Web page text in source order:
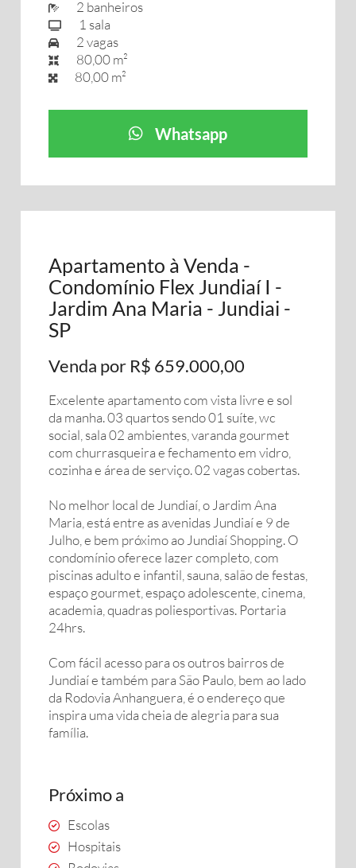
2 banheiros
1 sala
2 vagas
80,00 m²
80,00 m²
Whatsapp
Apartamento à Venda -
Condomínio Flex Jundiaí I -
Jardim Ana Maria - Jundiai -
SP
Venda por R$ 659.000,00
Excelente apartamento com vista livre e sol
da manha. 03 quartos sendo 01 suíte, wc
social, sala 02 ambientes, varanda gourmet
com churrasqueira e fechamento em vidro,
cozinha e área de serviço. 02 vagas cobertas.
No melhor local de Jundiaí, o Jardim Ana
Maria, está entre as avenidas Jundiaí e 9 de
Julho, e bem próximo ao Jundiaí Shopping. O
condomínio oferece lazer completo, com
piscinas adulto e infantil, sauna, salão de festas,
espaço gourmet, espaço adolescente, cinema,
academia, quadras poliesportivas. Portaria
24hrs.
Com fácil acesso para os outros bairros de
Jundiaí e também para São Paulo, bem ao lado
da Rodovia Anhanguera, é o endereço que
inspira uma vida cheia de alegria para sua
família.
Próximo a
Escolas
Hospitais